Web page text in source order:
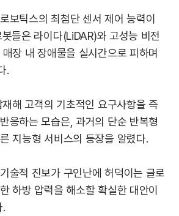
보틱스의 최첨단 센서 제어 능력이
들은 라이다(LiDAR)와 고성능 비전
장 내 장애물을 실시간으로 피하며
.
해 고객의 기초적인 요구사항을 즉
응하는 모습은, 과거의 단순 반복형
지능형 서비스의 등장을 알렸다.
술적 진보가 구인난에 허덕이는 글로
하방 압력을 해소할 확실한 대안이
.